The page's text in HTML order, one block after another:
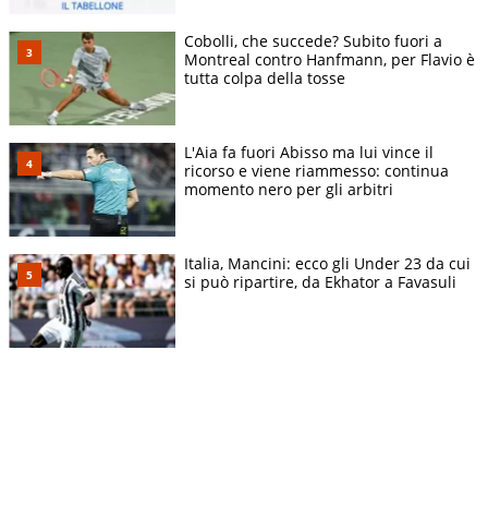
Cobolli, che succede? Subito fuori a
Montreal contro Hanfmann, per Flavio è
tutta colpa della tosse
L'Aia fa fuori Abisso ma lui vince il
ricorso e viene riammesso: continua
momento nero per gli arbitri
Italia, Mancini: ecco gli Under 23 da cui
si può ripartire, da Ekhator a Favasuli